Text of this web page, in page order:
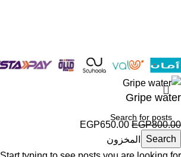
Search
Gripe water
EGP800.00
EGP650.00
متوفر في المخزون